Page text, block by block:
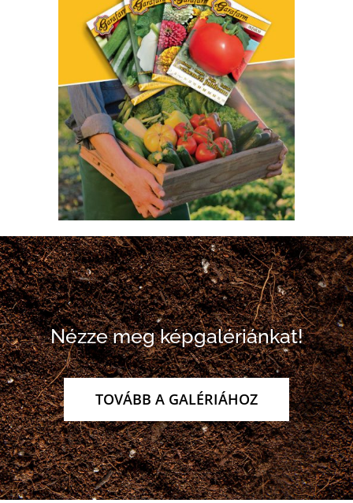
Nézze meg képgalériánkat!
TOVÁBB A GALÉRIÁHOZ